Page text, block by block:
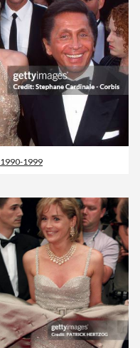
1990-1999